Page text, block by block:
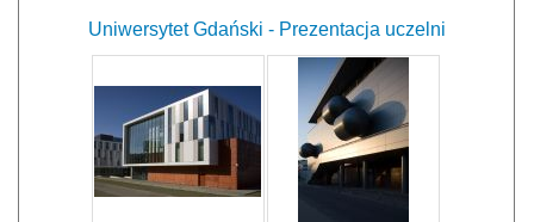
Uniwersytet Gdański - Prezentacja uczelni